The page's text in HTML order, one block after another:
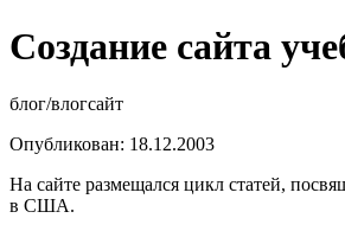
Создание сайта
блог/влогсайт
Опубликован: 18.12.2003
На сайте размещался цикл статей,
в США.